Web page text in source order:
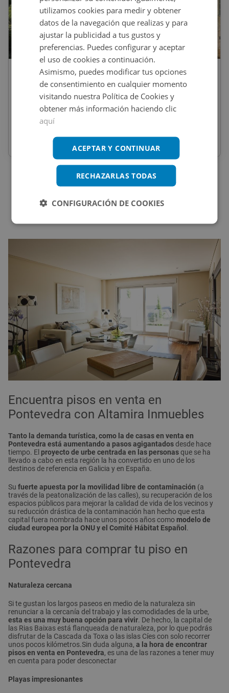
375.000€
Casa En Venta En O OUTEIRO, Cerdedo-
Cotobade
2304_0026_PE0001
2 baños
Encuentra pisos en venta en
Pontevedra con Altamira Inmuebles
Tanto la demanda turística, como la de casas en venta en
Pontevedra está aumentando a pasos agigantadosdesde hace
tiempo. El proyecto de urbe centrada en las personasque se ha
llevado a cabo en esta región la ha convertido en uno de los
destinos de referencia en Galicia y en España.
Su fuerte apuesta por la movilidad libre de contaminación (a
través de la peatonalización de las calles), su recuperación de los
espacios públicos para mejorar la calidad de vida de los vecinos y
su reducción drástica de la contaminación han hecho que esta
capital fuera nombrada hace unos pocos años como modelo de
ciudad europea por la ONU y el Comité Hábitat Español .
Razones para comprar tu piso en
Pontevedra
Naturaleza cercana
Si te gustan los largos paseos en medio de la naturaleza sin
renunciar a la cercanía del trabajo y las comodidades de la urbe,
esta es una muy buena opción para vivir. De hecho, la capital de
las Rias Baixas está flanqueada de naturaleza, por lo que podrás
disfrutar de la Cascada da Toxa o las islas Cíes con solo recorrer
unos pocos kilómetros.Sin duda alguna, a la hora de encontrar
pisos en venta en Pontevedra, es una de las razones a tener muy
en cuenta para poder desconectar
Playas impresionantes
utilizamos cookies para medir y obtener
datos de la navegación que realizas y para
ajustar la publicidad a tus gustos y
preferencias. Puedes configurar y aceptar
el uso de cookies a continuación.
Asimismo, puedes modificar tus opciones
de consentimiento en cualquier momento
visitando nuestra Política de Cookies y
obtener más información haciendo clic
aquí
ACEPTAR Y CONTINUAR
RECHAZARLAS TODAS
CONFIGURACIÓN DE COOKIES